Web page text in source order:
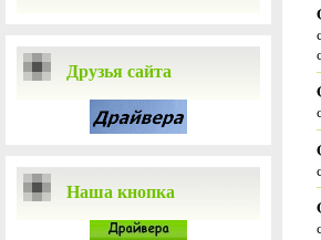
Друзья сайта
Наша кнопка